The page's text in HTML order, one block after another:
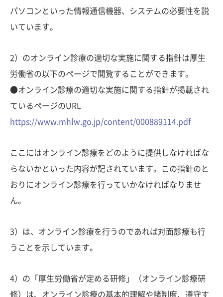
パソコンといった情報通信機器、システムの必要性を説
いています。
2）のオンライン診療の適切な実施に関する指針は厚生
労働省の以下のページで閲覧することができます。
●オンライン診療の適切な実施に関する指針が掲載され
ているページのURL
https://www.mhlw.go.jp/content/000889114.pdf
ここにはオンライン診療をどのように提供しなければな
らないかといった内容が記されています。この指針のと
おりにオンライン診療を行っていかなければなりませ
ん。
3）は、オンライン診療を行うのであれば対面診療も行
うことを示しています。
4）の「厚生労働省が定める研修」（オンライン診療研
修）は、オンライン診療の基本的理解や諸制度、遵守す